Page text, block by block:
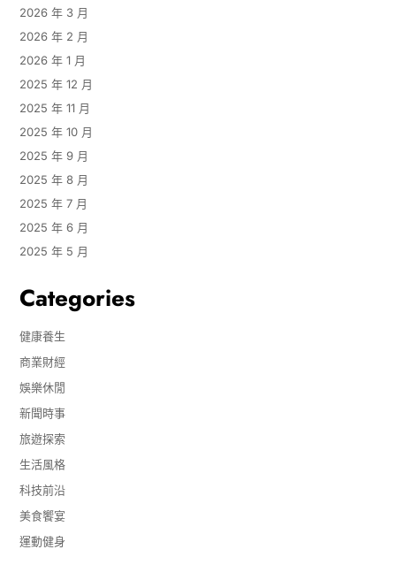
2026 年 3 月
2026 年 2 月
2026 年 1 月
2025 年 12 月
2025 年 11 月
2025 年 10 月
2025 年 9 月
2025 年 8 月
2025 年 7 月
2025 年 6 月
2025 年 5 月
Categories
健康養生
商業財經
娛樂休閒
新聞時事
旅遊探索
生活風格
科技前沿
美食饗宴
運動健身